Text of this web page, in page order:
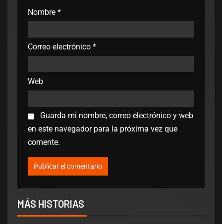
Nombre *
Correo electrónico *
Web
Guarda mi nombre, correo electrónico y web
en este navegador para la próxima vez que
comente.
MÁS HISTORIAS